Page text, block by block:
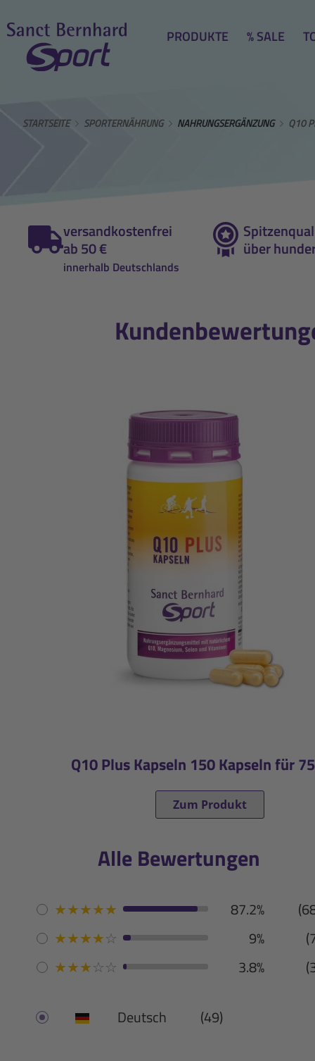
PRODUKTE % SALE
STARTSEITE SPORTERNÄHRUNG NAHRUNGSERGÄNZUNG Q10
versandkostenfrei
ab 50 €
innerhalb Deutschlands
über
Q10 Plus Kapseln 150 Kapseln für
Zum Produkt
Alle Bewertungen
★★★★★ 87.2%
★★★★☆ 9%
★★★☆☆ 3.8%
Deutsch (49)